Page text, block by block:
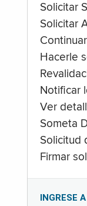
Solicitar
Solicitar
Hacerle
Notificar
Ver
Someta
Solicitud
Firmar
INGRESE